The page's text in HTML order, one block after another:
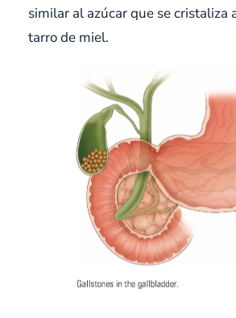
similar al azúcar que se cristaliza
tarro de miel.